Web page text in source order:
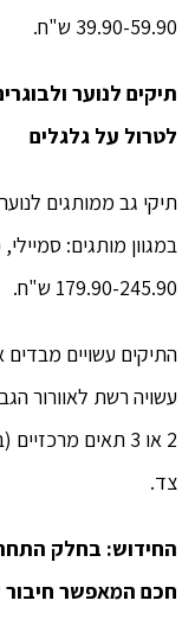
39.90-59.90 ש"ח.
תיקים לנוער
לטרול על גלגלים
תיקי גב ממותגים
במגוון מותגים:
179.90-245.90 ש"ח.
התיקים עשויים
עשויה רשת לאוורור
צד.
החידוש: בחלק
חכם המאפשר